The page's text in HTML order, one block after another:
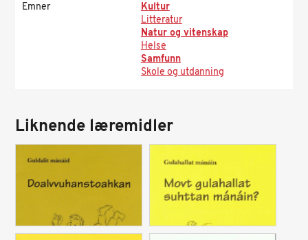
Emner
Kultur
Litteratur
Natur og vitenskap
Helse
Samfunn
Skole og utdanning
Liknende læremidler